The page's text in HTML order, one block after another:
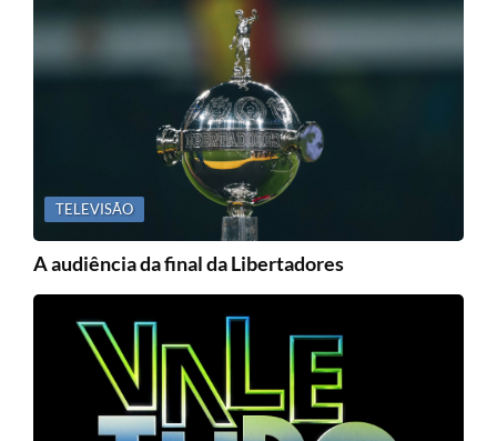
TELEVISÃO
A audiência da final da Libertadores